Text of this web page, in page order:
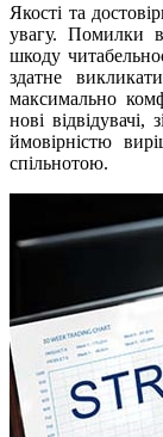
Якості та
увагу. Помилки
шкоду
здатне
максимально
нові
ймовірністю
спільнотою.